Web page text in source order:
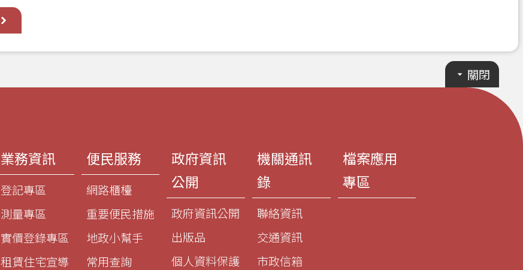
關閉
業務資訊
登記專區
測量專區
實價登錄專區
租賃住宅宣導
便民服務
網路櫃檯
重要便民措施
地政小幫手
常用查詢
政府資訊
公開
政府資訊公開
出版品
個人資料保護
機關通訊
錄
聯絡資訊
交通資訊
市政信箱
檔案應用
專區